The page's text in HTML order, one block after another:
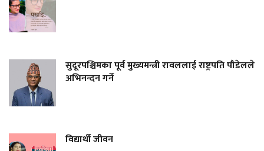
सुदूरपश्चिमका पूर्व मुख्यमन्त्री रावललाई राष्ट्रपति पौडेलले
अभिनन्दन गर्ने
विद्यार्थी जीवन